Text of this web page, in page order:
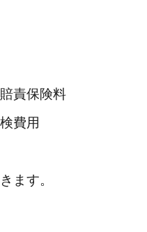
責保険料
費用
ます。